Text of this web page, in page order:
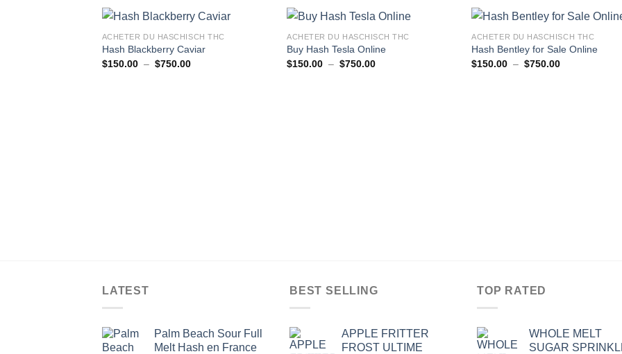
ACHETER DU HASCHISCH THC
Hash Blackberry Caviar
$150.00 – $750.00Plage
ACHETER DU HASCHISCH THC
Buy Hash Tesla Online
$150.00 – $750.00Plage
ACHETER DU HASCHISCH THC
Hash Bentley for Sale Online
$150.00 – $750.00Plage
LATEST
Palm Beach Sour Full
Melt Hash en France
BEST SELLING
APPLE FRITTER
FROST ULTIME
TOP RATED
WHOLE MELT
SUGAR